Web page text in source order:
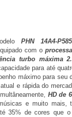
PHN 14A4-
com o
turbo máxima
para até
máximo para seu
e rápida do
HD de
e muito
35% de cores que